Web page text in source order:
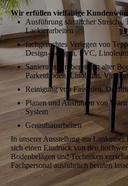
Wir erfüllen vielfältige
Ausführung sämtlicher Streich-,
Lackierarbeiten
fachgerechtes Verlegen von
Design-Belägen, PVC,
Sanierung/Aufbereitung alter
Parkettböden, Linoleum, Vinyl
Reinigung von Fassaden,
Planen und Ausführen von
System
Gerüstbauarbeiten
In unserer Ausstellung am
sich einen Eindruck von den
Bodenbelägen und Techniken
Fachpersonal ausführlich beraten